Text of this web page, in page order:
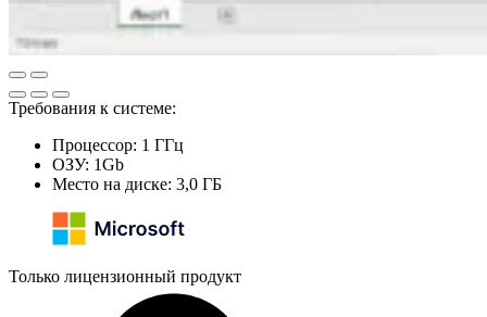
Требования к системе:
Процессор: 1 ГГц
ОЗУ: 1Gb
Место на диске: 3,0 ГБ
Только лицензионный продукт